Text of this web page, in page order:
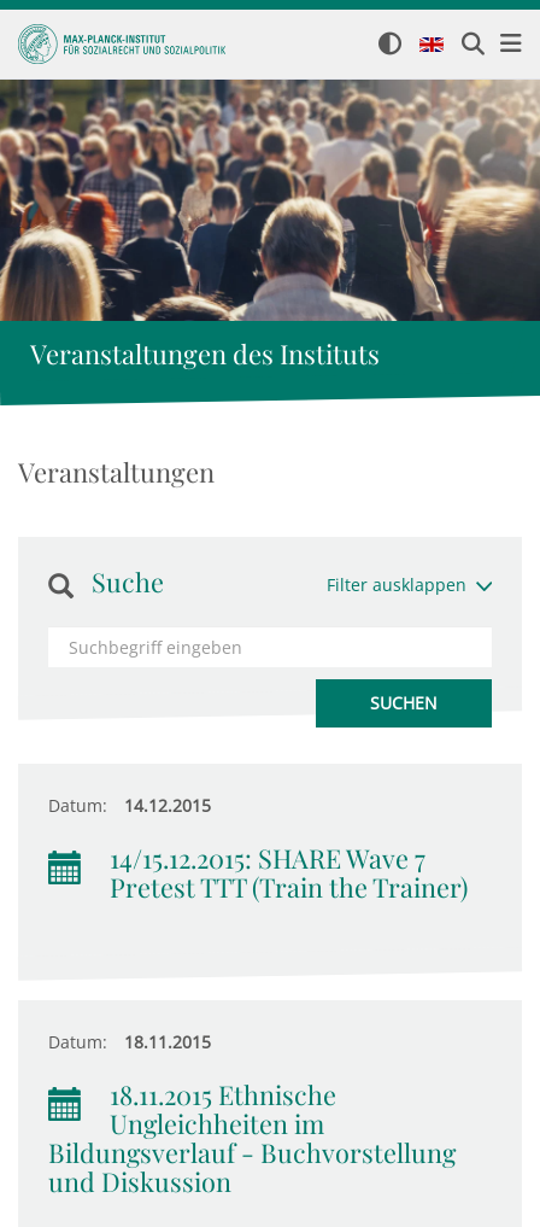
Veranstaltungen des Instituts
Veranstaltungen
Suche Filter ausklappen
Datum: 14.12.2015
14/15.12.2015: SHARE Wave 7
Pretest TTT (Train the Trainer)
Datum: 18.11.2015
18.11.2015 Ethnische
Ungleichheiten im
Bildungsverlauf - Buchvorstellung
und Diskussion